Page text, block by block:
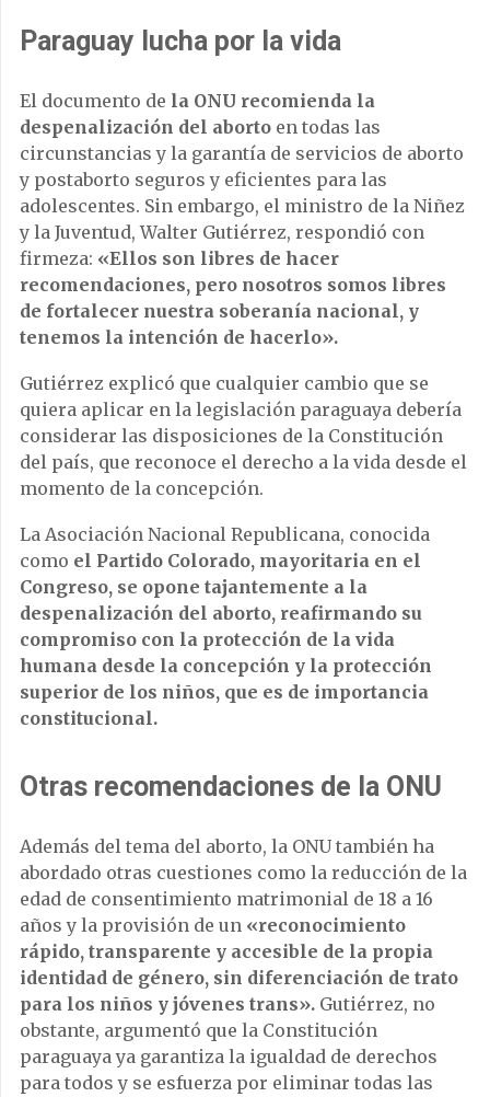
Paraguay lucha por la vida
El documento de la ONU recomienda la
despenalización del aborto en todas las
circunstancias y la garantía de servicios de aborto
y postaborto seguros y eficientes para las
adolescentes. Sin embargo, el ministro de la Niñez
y la Juventud, Walter Gutiérrez, respondió con
firmeza: «Ellos son libres de hacer
recomendaciones, pero nosotros somos libres
de fortalecer nuestra soberanía nacional, y
tenemos la intención de hacerlo».
Gutiérrez explicó que cualquier cambio que se
quiera aplicar en la legislación paraguaya debería
considerar las disposiciones de la Constitución
del país, que reconoce el derecho a la vida desde el
momento de la concepción.
La Asociación Nacional Republicana, conocida
como el Partido Colorado, mayoritaria en el
Congreso, se opone tajantemente a la
despenalización del aborto, reafirmando su
compromiso con la protección de la vida
humana desde la concepción y la protección
superior de los niños, que es de importancia
constitucional.
Otras recomendaciones de la ONU
Además del tema del aborto, la ONU también ha
abordado otras cuestiones como la reducción de la
edad de consentimiento matrimonial de 18 a 16
años y la provisión de un «reconocimiento
rápido, transparente y accesible de la propia
identidad de género, sin diferenciación de trato
para los niños y jóvenes trans». Gutiérrez, no
obstante, argumentó que la Constitución
paraguaya ya garantiza la igualdad de derechos
para todos y se esfuerza por eliminar todas las